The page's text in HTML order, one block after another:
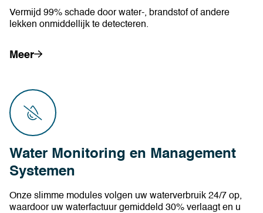
Vermijd 99% schade door water-, brandstof of andere
lekken onmiddellijk te detecteren.
Meer
Water Monitoring en Management
Systemen
Onze slimme modules volgen uw waterverbruik 24/7 op,
waardoor uw waterfactuur gemiddeld 30% verlaagt en u